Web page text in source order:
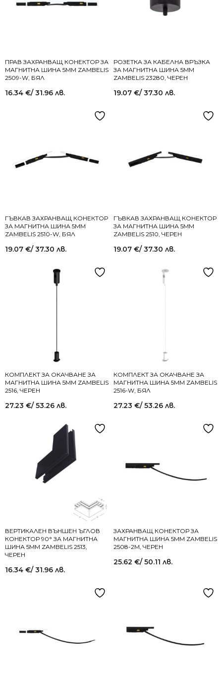
ПРАВ ЗАХРАНВАЩ КОНЕКТОР ЗА
МАГНИТНА ШИНА 5MM ZAMBELIS
2509-W, БЯЛ
16.34 €/ 31.96 лв.
РОЗЕТКА ЗА КАБЕЛНА ВРЪЗКА
ЗА МАГНИТНА ШИНА 5MM
ZAMBELIS 23280, ЧЕРЕН
19.07 €/ 37.30 лв.
ГЪВКАВ ЗАХРАНВАЩ КОНЕКТОР
ЗА МАГНИТНА ШИНА 5MM
ZAMBELIS 2510-W, БЯЛ
19.07 €/ 37.30 лв.
ГЪВКАВ ЗАХРАНВАЩ КОНЕКТОР
ЗА МАГНИТНА ШИНА 5MM
ZAMBELIS 2510, ЧЕРЕН
19.07 €/ 37.30 лв.
КОМПЛЕКТ ЗА ОКАЧВАНЕ ЗА
МАГНИТНА ШИНА 5MM ZAMBELIS
2516, ЧЕРЕН
27.23 €/ 53.26 лв.
КОМПЛЕКТ ЗА ОКАЧВАНЕ ЗА
МАГНИТНА ШИНА 5MM ZAMBELIS
2516-W, БЯЛ
27.23 €/ 53.26 лв.
ВЕРТИКАЛЕН ВЪНШЕН ЪГЛОВ
КОНЕКТОР 90° ЗА МАГНИТНА
ШИНА 5MM ZAMBELIS 2513,
ЧЕРЕН
16.34 €/ 31.96 лв.
ЗАХРАНВАЩ КОНЕКТОР ЗА
МАГНИТНА ШИНА 5MM ZAMBELIS
2508-2M, ЧЕРЕН
25.62 €/ 50.11 лв.